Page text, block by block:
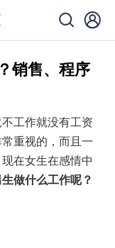
销售、程序
工作就没有工资
重视的，而且一
在女生在感情中
做什么工作呢？